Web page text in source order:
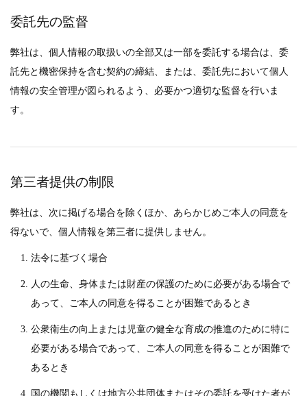
委託先の監督
弊社は、個人情報の取扱いの全部又は一部を委託する場合は、委
託先と機密保持を含む契約の締結、または、委託先において個人
情報の安全管理が図られるよう、必要かつ適切な監督を行いま
す。
第三者提供の制限
弊社は、次に掲げる場合を除くほか、あらかじめご本人の同意を
得ないで、個人情報を第三者に提供しません。
法令に基づく場合
人の生命、身体または財産の保護のために必要がある場合で
あって、ご本人の同意を得ることが困難であるとき
公衆衛生の向上または児童の健全な育成の推進のために特に
必要がある場合であって、ご本人の同意を得ることが困難で
あるとき
国の機関もしくは地方公共団体またはその委託を受けた者が